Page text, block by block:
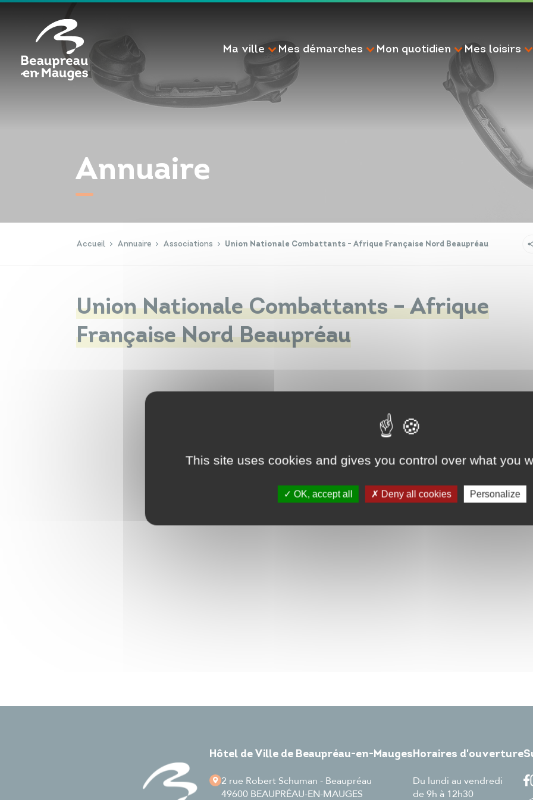
Ma ville Mes démarches Mon quotidien Mes loisirs
Annuaire
Accueil Annuaire Associations Union Nationale Combattants - Afrique Française Nord Beaupréau
Union Nationale Combattants – Afrique
Française Nord Beaupréau
Hôtel de Ville de Beaupréau-en-Mauges
2 rue Robert Schuman - Beaupréau
49600 BEAUPRÉAU-EN-MAUGES
Horaires d'ouverture
Du lundi au vendredi
de 9h à 12h30
Cookies management panel
This site uses cookies and gives you control over what you
OK, accept all Deny all cookies Personalize